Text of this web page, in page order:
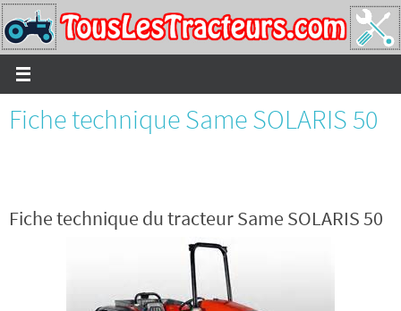
Passer
vers
le
contenu
Fiche technique Same SOLARIS 50
Fiche technique du tracteur Same SOLARIS 50